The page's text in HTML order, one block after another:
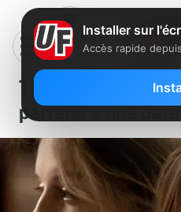
TF1 repousse sa
parfaite à une
Installer sur
Accès rapide